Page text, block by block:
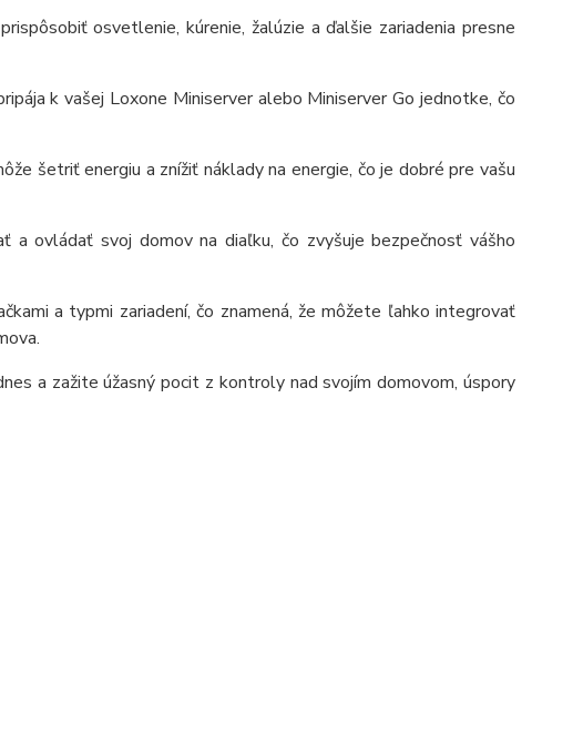
osvetlenie, kúrenie, žalúzie a ďalšie zariadenia presne
k vašej Loxone Miniserver alebo Miniserver Go jednotke, čo
šetriť energiu a znížiť náklady na energie, čo je dobré pre vašu
a ovládať svoj domov na diaľku, čo zvyšuje bezpečnosť vášho
a typmi zariadení, čo znamená, že môžete ľahko integrovať
a zažite úžasný pocit z kontroly nad svojím domovom, úspory